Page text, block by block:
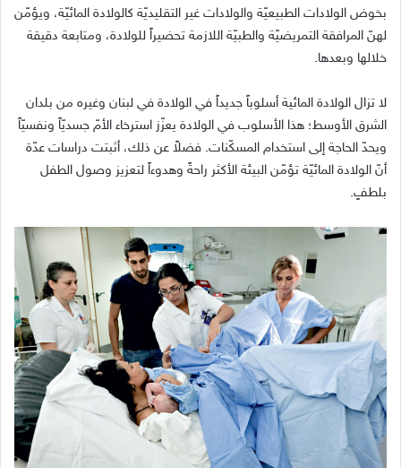
بخوض الولادات الطبيعيّة والولادات غير التقليديّة كالولادة المائيّة، ويؤمّن
لهنّ المرافقة التمريضيّة والطبيّة اللازمة تحضيراً للولادة، ومتابعة دقيقة
خلالها وبعدها.
لا تزال الولادة المائية أسلوباً جديداً في الولادة في لبنان وغيره من بلدان
الشرق الأوسط؛ هذا الأسلوب في الولادة يعزّز استرخاء الأمّ جسديّاً ونفسيّاً
ويحدّ الحاجة إلى استخدام المسكّنات. فضلاً عن ذلك، أثبتت دراسات عدّة
أنّ الولادة المائيّة تؤمّن البيئة الأكثر راحةً وهدوءاً لتعزيز وصول الطفل
بلطفٍ.